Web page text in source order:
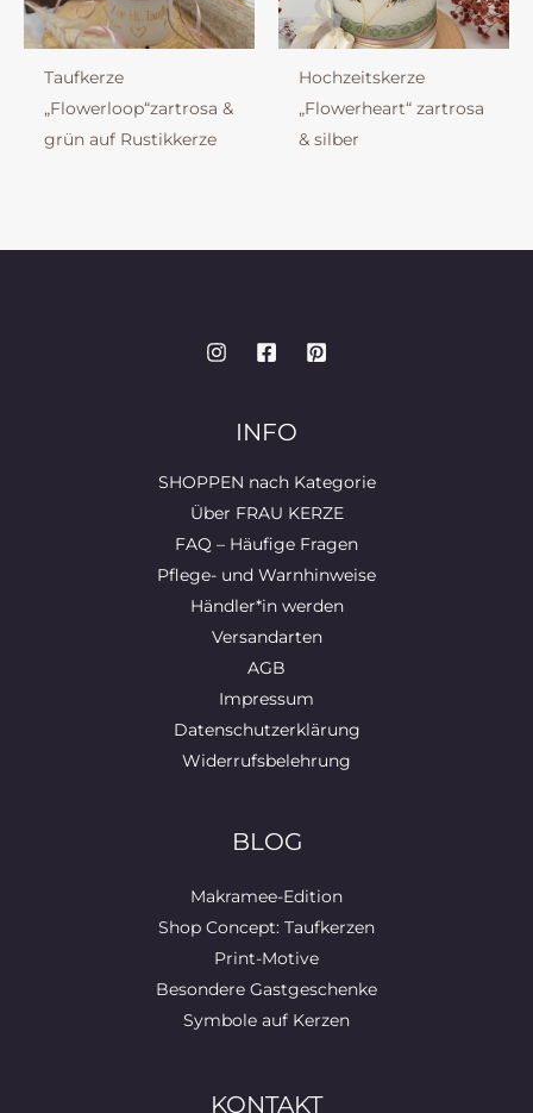
Taufkerze
„Flowerloop“zartrosa &
grün auf Rustikkerze
Hochzeitskerze
„Flowerheart“ zartrosa
& silber
INFO
SHOPPEN nach Kategorie
Über FRAU KERZE
FAQ – Häufige Fragen
Pflege- und Warnhinweise
Händler*in werden
Versandarten
AGB
Impressum
Datenschutzerklärung
Widerrufsbelehrung
BLOG
Makramee-Edition
Shop Concept: Taufkerzen
Print-Motive
Besondere Gastgeschenke
Symbole auf Kerzen
KONTAKT